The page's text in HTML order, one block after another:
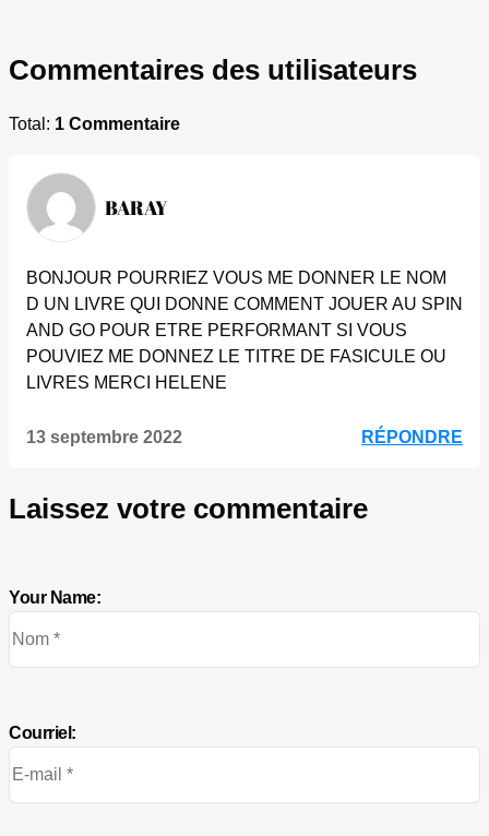
Commentaires des utilisateurs
Total: 1 Commentaire
BARAY
BONJOUR POURRIEZ VOUS ME DONNER LE NOM
D UN LIVRE QUI DONNE COMMENT JOUER AU SPIN
AND GO POUR ETRE PERFORMANT SI VOUS
POUVIEZ ME DONNEZ LE TITRE DE FASICULE OU
LIVRES MERCI HELENE
13 septembre 2022 RÉPONDRE
Laissez votre commentaire
Your Name:
Courriel: